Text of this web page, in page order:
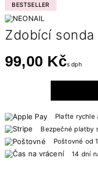
BESTSELLER
Zdobící sonda
99,00 Kčs dph
Plaťte rychle
Bezpečné platby
Poštovné od
14 dní